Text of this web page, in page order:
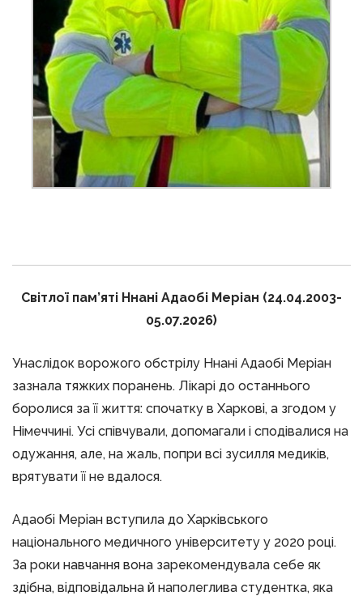
Світлої пам’яті Ннані Адаобі Меріан (24.04.2003-
05.07.2026)
Унаслідок ворожого обстрілу Ннані Адаобі Меріан
зазнала тяжких поранень. Лікарі до останнього
боролися за її життя: спочатку в Харкові, а згодом у
Німеччині. Усі співчували, допомагали і сподівалися на
одужання, але, на жаль, попри всі зусилля медиків,
врятувати її не вдалося.
Адаобі Меріан вступила до Харківського
національного медичного університету у 2020 році.
За роки навчання вона зарекомендувала себе як
здібна, відповідальна й наполеглива студентка, яка